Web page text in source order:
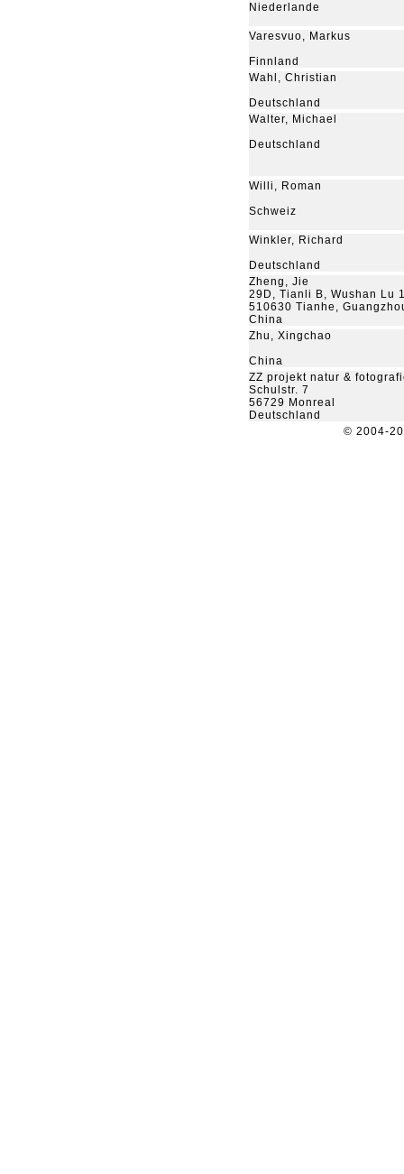
Niederlande
Varesvuo, Markus
Finnland
Wahl, Christian
Deutschland
Walter, Michael
Deutschland
Willi, Roman
Schweiz
Winkler, Richard
Deutschland
Zheng, Jie
29D, Tianli B, Wushan Lu
510630 Tianhe,
China
Zhu, Xingchao
China
ZZ projekt natur &
Schulstr. 7
56729 Monreal
Deutschland
© 2004-